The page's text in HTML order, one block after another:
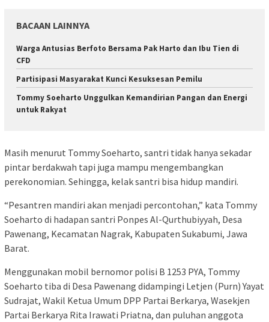
BACAAN LAINNYA
Warga Antusias Berfoto Bersama Pak Harto dan Ibu Tien di
CFD
Partisipasi Masyarakat Kunci Kesuksesan Pemilu
Tommy Soeharto Unggulkan Kemandirian Pangan dan Energi
untuk Rakyat
Masih menurut Tommy Soeharto, santri tidak hanya sekadar
pintar berdakwah tapi juga mampu mengembangkan
perekonomian. Sehingga, kelak santri bisa hidup mandiri.
“Pesantren mandiri akan menjadi percontohan,” kata Tommy
Soeharto di hadapan santri Ponpes Al-Qurthubiyyah, Desa
Pawenang, Kecamatan Nagrak, Kabupaten Sukabumi, Jawa
Barat.
Menggunakan mobil bernomor polisi B 1253 PYA, Tommy
Soeharto tiba di Desa Pawenang didampingi Letjen (Purn) Yayat
Sudrajat, Wakil Ketua Umum DPP Partai Berkarya, Wasekjen
Partai Berkarya Rita Irawati Priatna, dan puluhan anggota